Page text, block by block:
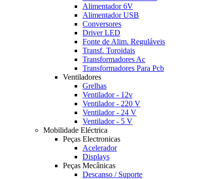
Alimentador 6V
Alimentador USB
Conversores
Driver LED
Fonte de Alim. Reguláveis
Transf. Toroidais
Transformadores Ac
Transformadores Para Pcb
Ventiladores
Grelhas
Ventilador - 12v
Ventilador - 220 V
Ventilador - 24 V
Ventilador - 5 V
Mobilidade Eléctrica
Peças Electronicas
Acelerador
Displays
Peças Mecânicas
Descanso / Suporte